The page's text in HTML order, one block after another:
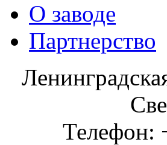
О заводе
Партнерство
Телефон: